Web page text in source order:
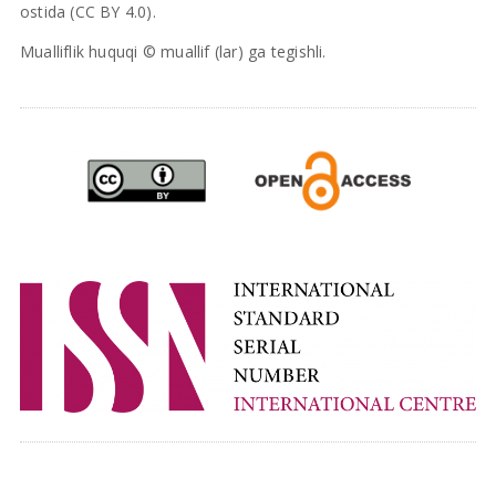
ostida (CC BY 4.0).
Mualliflik huquqi © muallif (lar) ga tegishli.